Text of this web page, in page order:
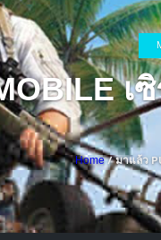
เ
Home/ มาแล้ว